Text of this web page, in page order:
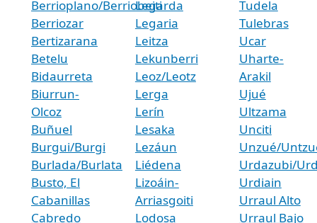
Berrioplano/Berriobeiti
Berriozar
Bertizarana
Betelu
Bidaurreta
Biurrun-
Olcoz
Buñuel
Burgui/Burgi
Burlada/Burlata
Busto, El
Cabanillas
Cabredo
Legarda
Legaria
Leitza
Lekunberri
Leoz/Leotz
Lerga
Lerín
Lesaka
Lezáun
Liédena
Lizoáin-
Arriasgoiti
Lodosa
Tudela
Tulebras
Ucar
Uharte-
Arakil
Ujué
Ultzama
Unciti
Unzué/
Urdazubi/
Urdiain
Urraul Alto
Urraul Bajo